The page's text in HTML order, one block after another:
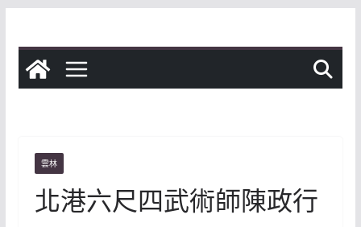
content
雲林
北港六尺四武術師陳政行